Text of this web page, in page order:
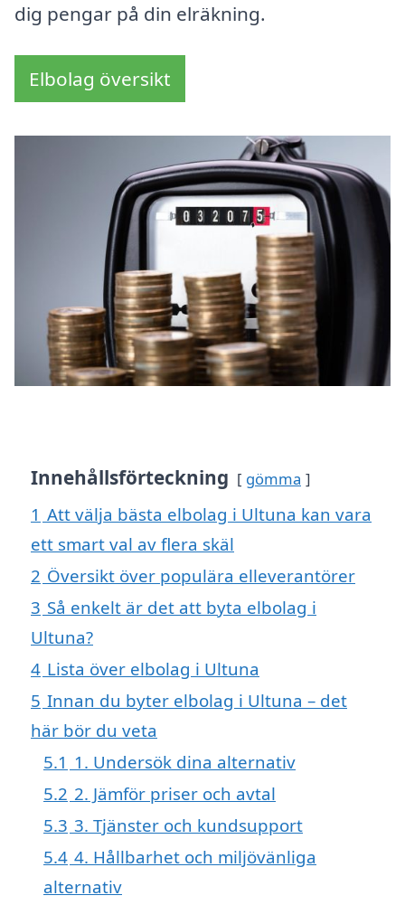
dig pengar på din elräkning.
Elbolag översikt
Innehållsförteckning gömma
1 Att välja bästa elbolag i Ultuna kan vara
ett smart val av flera skäl
2 Översikt över populära elleverantörer
3 Så enkelt är det att byta elbolag i
Ultuna?
4 Lista över elbolag i Ultuna
5 Innan du byter elbolag i Ultuna – det
här bör du veta
5.1 1. Undersök dina alternativ
5.2 2. Jämför priser och avtal
5.3 3. Tjänster och kundsupport
5.4 4. Hållbarhet och miljövänliga
alternativ